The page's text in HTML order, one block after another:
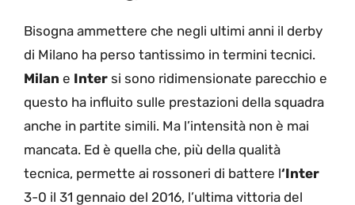
Bisogna ammettere che negli ultimi anni il derby
di Milano ha perso tantissimo in termini tecnici.
Milan e Inter si sono ridimensionate parecchio e
questo ha influito sulle prestazioni della squadra
anche in partite simili. Ma l’intensità non è mai
mancata. Ed è quella che, più della qualità
tecnica, permette ai rossoneri di battere l‘Inter
3-0 il 31 gennaio del 2016, l’ultima vittoria del